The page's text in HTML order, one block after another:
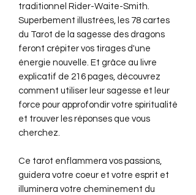
traditionnel Rider-Waite-Smith.
Superbement illustrées, les 78 cartes
du Tarot de la sagesse des dragons
feront crépiter vos tirages d'une
énergie nouvelle. Et grâce au livre
explicatif de 216 pages, découvrez
comment utiliser leur sagesse et leur
force pour approfondir votre spiritualité
et trouver les réponses que vous
cherchez.
Ce tarot enflammera vos passions,
guidera votre coeur et votre esprit et
illuminera votre cheminement du